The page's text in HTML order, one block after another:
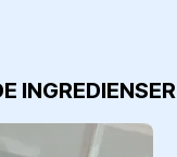
INGREDIENSER